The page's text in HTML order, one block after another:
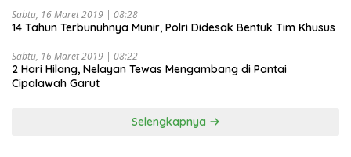
Sabtu, 16 Maret 2019 | 08:28
14 Tahun Terbunuhnya Munir, Polri Didesak Bentuk Tim Khusus
Sabtu, 16 Maret 2019 | 08:22
2 Hari Hilang, Nelayan Tewas Mengambang di Pantai
Cipalawah Garut
Selengkapnya